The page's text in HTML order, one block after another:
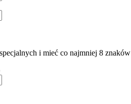
i mieć co najmniej 8 znaków